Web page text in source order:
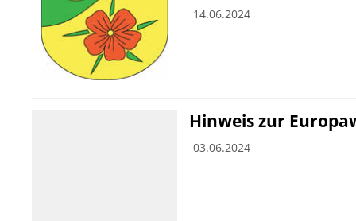
14.06.2024
Hinweis zur
03.06.2024